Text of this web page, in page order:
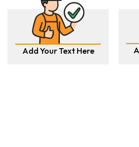
Add Your Text Here